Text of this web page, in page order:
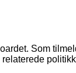
Som